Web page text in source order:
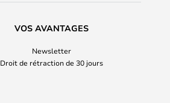
VOS AVANTAGES
Newsletter
Droit de rétraction de 30 jours